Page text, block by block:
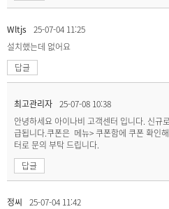
Wltjs
25-07-04 11:25
설치했는데 없어요
답글
최고관리자 25-07-08 10:38
안녕하세요 아이나비 고객센터 입니다. 신규
급됩니다.쿠폰은 메뉴> 쿠폰함에 쿠폰 확인
터로 문의 부탁 드립니다.
답글
정씨
25-07-04 11:42